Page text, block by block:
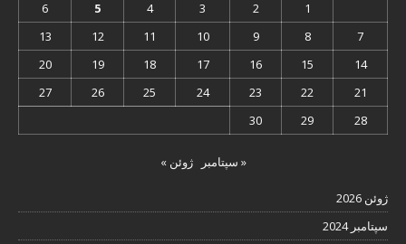
1
2
3
4
5
6
7
8
9
10
11
12
13
14
15
16
17
18
19
20
21
22
23
24
25
26
27
28
29
30
« سپتامبر ژوئن »
ژوئن 2026
سپتامبر 2024